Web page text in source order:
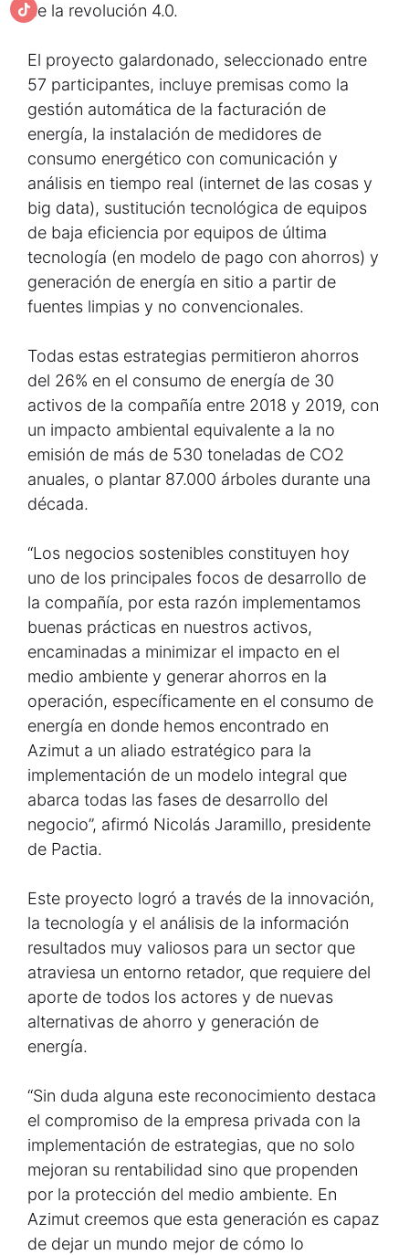
de la revolución 4.0.
El proyecto galardonado, seleccionado entre
57 participantes, incluye premisas como la
gestión automática de la facturación de
energía, la instalación de medidores de
consumo energético con comunicación y
análisis en tiempo real (internet de las cosas y
big data), sustitución tecnológica de equipos
de baja eficiencia por equipos de última
tecnología (en modelo de pago con ahorros) y
generación de energía en sitio a partir de
fuentes limpias y no convencionales.
Todas estas estrategias permitieron ahorros
del 26% en el consumo de energía de 30
activos de la compañía entre 2018 y 2019, con
un impacto ambiental equivalente a la no
emisión de más de 530 toneladas de CO2
anuales, o plantar 87.000 árboles durante una
década.
“Los negocios sostenibles constituyen hoy
uno de los principales focos de desarrollo de
la compañía, por esta razón implementamos
buenas prácticas en nuestros activos,
encaminadas a minimizar el impacto en el
medio ambiente y generar ahorros en la
operación, específicamente en el consumo de
energía en donde hemos encontrado en
Azimut a un aliado estratégico para la
implementación de un modelo integral que
abarca todas las fases de desarrollo del
negocio”, afirmó Nicolás Jaramillo, presidente
de Pactia.
Este proyecto logró a través de la innovación,
la tecnología y el análisis de la información
resultados muy valiosos para un sector que
atraviesa un entorno retador, que requiere del
aporte de todos los actores y de nuevas
alternativas de ahorro y generación de
energía.
“Sin duda alguna este reconocimiento destaca
el compromiso de la empresa privada con la
implementación de estrategias, que no solo
mejoran su rentabilidad sino que propenden
por la protección del medio ambiente. En
Azimut creemos que esta generación es capaz
de dejar un mundo mejor de cómo lo